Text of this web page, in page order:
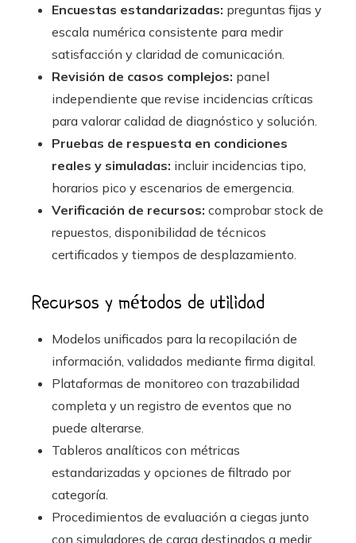
Encuestas estandarizadas: preguntas fijas y
escala numérica consistente para medir
satisfacción y claridad de comunicación.
Revisión de casos complejos: panel
independiente que revise incidencias críticas
para valorar calidad de diagnóstico y solución.
Pruebas de respuesta en condiciones
reales y simuladas: incluir incidencias tipo,
horarios pico y escenarios de emergencia.
Verificación de recursos: comprobar stock de
repuestos, disponibilidad de técnicos
certificados y tiempos de desplazamiento.
Recursos y métodos de utilidad
Modelos unificados para la recopilación de
información, validados mediante firma digital.
Plataformas de monitoreo con trazabilidad
completa y un registro de eventos que no
puede alterarse.
Tableros analíticos con métricas
estandarizadas y opciones de filtrado por
categoría.
Procedimientos de evaluación a ciegas junto
con simuladores de carga destinados a medir